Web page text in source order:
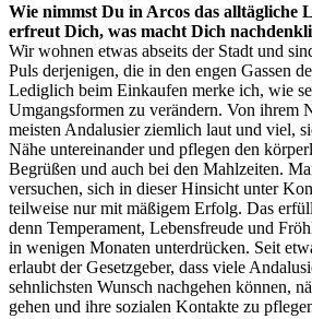
Wie nimmst Du in Arcos das alltägliche
erfreut Dich, was macht Dich
Wir wohnen etwas abseits der Stadt und
Puls derjenigen, die in den engen Gassen
Lediglich beim Einkaufen merke ich, wie
Umgangsformen zu verändern. Von ihrem
meisten Andalusier ziemlich laut und viel,
Nähe untereinander und pflegen den
Begrüßen und auch bei den Mahlzeiten.
versuchen, sich in dieser Hinsicht unter
teilweise nur mit mäßigem Erfolg. Das
denn Temperament, Lebensfreude und
in wenigen Monaten unterdrücken. Seit
erlaubt der Gesetzgeber, dass viele
sehnlichsten Wunsch nachgehen können,
gehen und ihre sozialen Kontakte zu